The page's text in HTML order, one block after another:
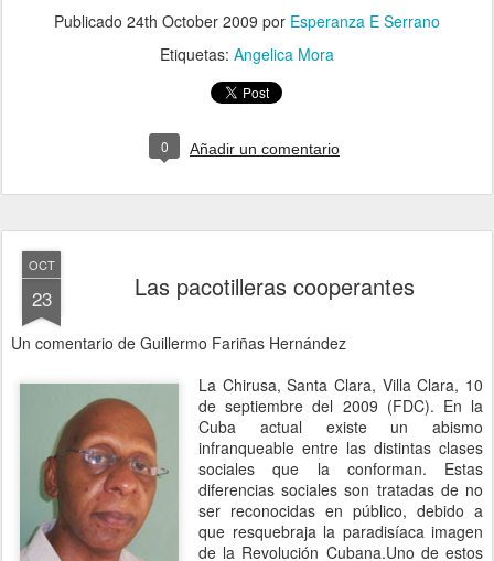
Publicado 24th October 2009 por Esperanza E Serrano
Etiquetas: Angelica Mora
0 Añadir un comentario
OCT
23 Las pacotilleras cooperantes
Un comentario de Guillermo Fariñas Hernández
La Chirusa, Santa Clara, Villa Clara, 10
de septiembre del 2009 (FDC). En la
Cuba actual existe un abismo
infranqueable entre las distintas clases
sociales que la conforman. Estas
diferencias sociales son tratadas de no
ser reconocidas en público, debido a
que resquebraja la paradisíaca imagen
de la Revolución Cubana.Uno de estos